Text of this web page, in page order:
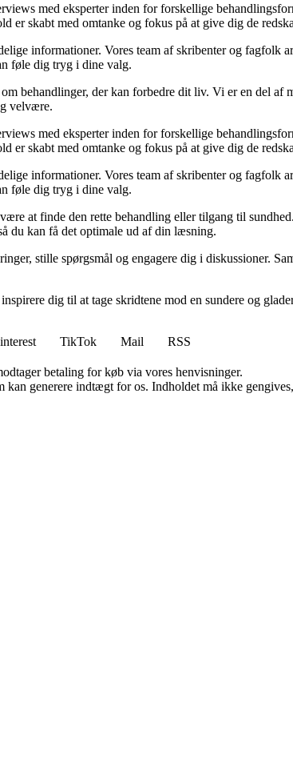
med eksperter inden for forskellige
skabt med omtanke og fokus på at give dig de
informationer. Vores team af skribenter og fagfolk
føle dig tryg i dine valg.
behandlinger, der kan forbedre dit liv. Vi er en del af
velvære.
med eksperter inden for forskellige
skabt med omtanke og fokus på at give dig de
informationer. Vores team af skribenter og fagfolk
føle dig tryg i dine valg.
at finde den rette behandling eller tilgang til
du kan få det optimale ud af din læsning.
stille spørgsmål og engagere dig i diskussioner.
dig til at tage skridtene mod en sundere og
TikTok Mail
RSS
betaling for køb via vores henvisninger.
generere indtægt for os. Indholdet må ikke